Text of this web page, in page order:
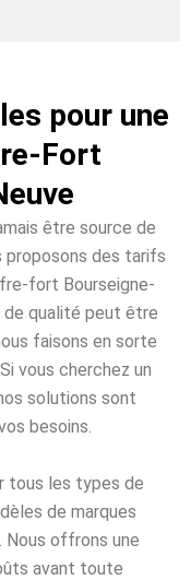
pour une
Fort
être source de
proposons des tarifs
fort Bourseigne-
de qualité peut être
faisons en sorte
vous cherchez un
solutions sont
besoins.
tous les types de
de marques
Nous offrons une
avant toute